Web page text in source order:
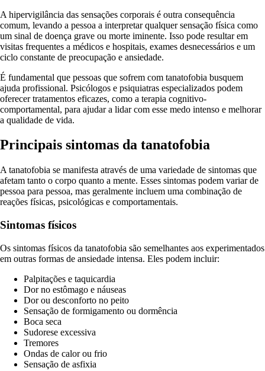
A hipervigilância das sensações corporais é outra consequência
comum, levando a pessoa a interpretar qualquer sensação física como
um sinal de doença grave ou morte iminente. Isso pode resultar em
visitas frequentes a médicos e hospitais, exames desnecessários e um
ciclo constante de preocupação e ansiedade.
É fundamental que pessoas que sofrem com tanatofobia busquem
ajuda profissional. Psicólogos e psiquiatras especializados podem
oferecer tratamentos eficazes, como a terapia cognitivo-
comportamental, para ajudar a lidar com esse medo intenso e melhorar
a qualidade de vida.
Principais sintomas da tanatofobia
A tanatofobia se manifesta através de uma variedade de sintomas que
afetam tanto o corpo quanto a mente. Esses sintomas podem variar de
pessoa para pessoa, mas geralmente incluem uma combinação de
reações físicas, psicológicas e comportamentais.
Sintomas físicos
Os sintomas físicos da tanatofobia são semelhantes aos experimentados
em outras formas de ansiedade intensa. Eles podem incluir:
Palpitações e taquicardia
Dor no estômago e náuseas
Dor ou desconforto no peito
Sensação de formigamento ou dormência
Boca seca
Sudorese excessiva
Tremores
Ondas de calor ou frio
Sensação de asfixia